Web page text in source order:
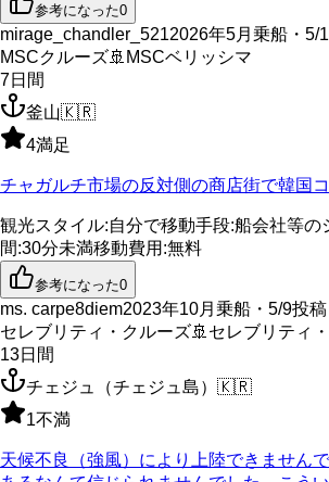
参考になった0
mirage_chandler_5212026年5月乗船・5/
MSCクルーズ🚢 MSCベリッシマ
7日間
釜山🇰🇷
4満足
チャガルチ市場の反対側の商店街で韓国コ
観光スタイル:自分で移動手段:船会社等の
間:30分未満移動費用 :無料
参考になった0
ms. carpe8diem2023年10月乗船・5/9投稿
セレブリティ・クルーズ🚢 セレブリティ
13日間
チェジュ（チェジュ島） 🇰🇷
1不満
天候不良（強風）により上陸できません